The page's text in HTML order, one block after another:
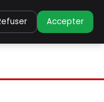
Accepter